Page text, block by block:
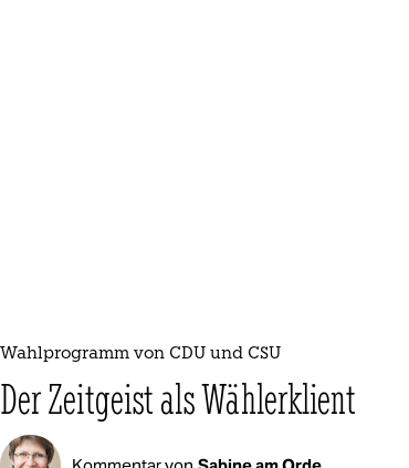
Wahlprogramm von CDU und CSU
Der Zeitgeist als Wählerklient